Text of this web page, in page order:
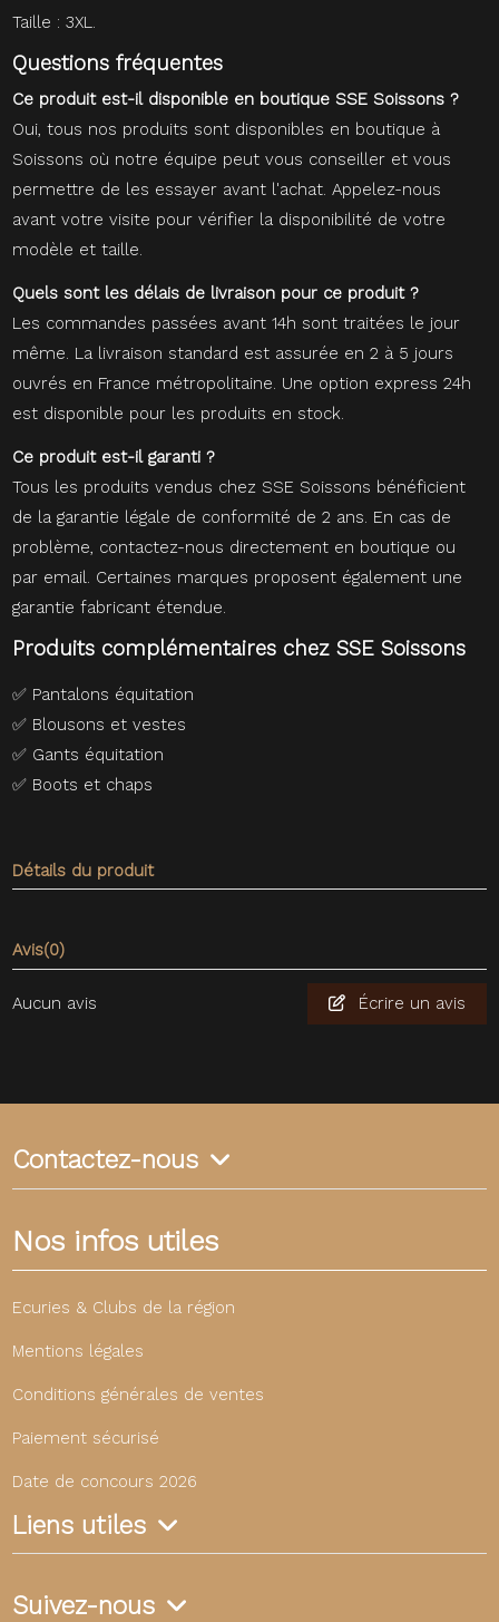
Taille : 3XL.
Questions fréquentes
Ce produit est-il disponible en boutique SSE Soissons ?
Oui, tous nos produits sont disponibles en boutique à
Soissons où notre équipe peut vous conseiller et vous
permettre de les essayer avant l'achat. Appelez-nous
avant votre visite pour vérifier la disponibilité de votre
modèle et taille.
Quels sont les délais de livraison pour ce produit ?
Les commandes passées avant 14h sont traitées le jour
même. La livraison standard est assurée en 2 à 5 jours
ouvrés en France métropolitaine. Une option express 24h
est disponible pour les produits en stock.
Ce produit est-il garanti ?
Tous les produits vendus chez SSE Soissons bénéficient
de la garantie légale de conformité de 2 ans. En cas de
problème, contactez-nous directement en boutique ou
par email. Certaines marques proposent également une
garantie fabricant étendue.
Produits complémentaires chez SSE Soissons
✅ Pantalons équitation
✅ Blousons et vestes
✅ Gants équitation
✅ Boots et chaps
Détails du produit
Avis(0)
Aucun avis Écrire un avis
Contactez-nous
Nos infos utiles
Ecuries & Clubs de la région
Mentions légales
Conditions générales de ventes
Paiement sécurisé
Date de concours 2026
Liens utiles
Suivez-nous